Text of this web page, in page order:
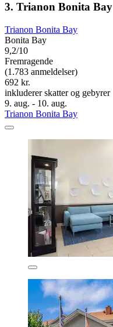
3. Trianon Bonita Bay
Trianon Bonita Bay
Bonita Bay
9,2/10
Fremragende
(1.783 anmeldelser)
692 kr.
inkluderer skatter og gebyrer
9. aug. - 10. aug.
Trianon Bonita Bay